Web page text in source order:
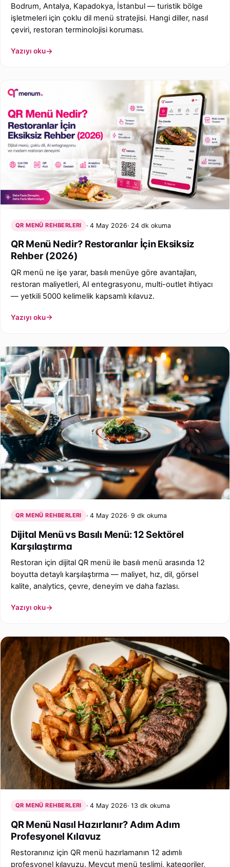
Bodrum, Antalya, Kapadokya, İstanbul — turistik bölge
işletmeleri için çoklu dil menü stratejisi. Hangi diller, nasıl
çeviri, restoran terminolojisi koruması.
Yazıyı oku
QR MENÜ REHBERLERI 4 May 2026 24 dk okuma
QR Menü Nedir? Restoranlar İçin Eksiksiz
Rehber (2026)
QR menü ne işe yarar, basılı menüye göre avantajları,
restoran maliyetleri, AI entegrasyonu, multi-outlet ihtiyacı
— yetkili 5000 kelimelik kapsamlı kılavuz.
Yazıyı oku
QR MENÜ REHBERLERI 4 May 2026 9 dk okuma
Dijital Menü vs Basılı Menü: 12 Sektörel
Karşılaştırma
Restoran için dijital QR menü ile basılı menü arasında 12
boyutta detaylı karşılaştırma — maliyet, hız, dil, görsel
kalite, analytics, çevre, deneyim ve daha fazlası.
Yazıyı oku
QR MENÜ REHBERLERI 4 May 2026 13 dk okuma
QR Menü Nasıl Hazırlanır? Adım Adım
Profesyonel Kılavuz
Restoranınız için QR menü hazırlamanın 12 adımlı
profesyonel kılavuzu. Mevcut menü teslimi, kategoriler,